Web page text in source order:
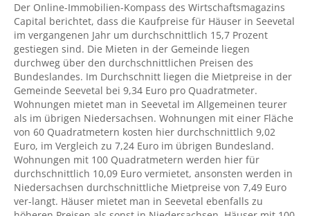
Der Online-Immobilien-Kompass des Wirtschaftsmagazins
Capital berichtet, dass die Kaufpreise für Häuser in Seevetal
im vergangenen Jahr um durchschnittlich 15,7 Prozent
gestiegen sind. Die Mieten in der Gemeinde liegen
durchweg über den durchschnittlichen Preisen des
Bundeslandes. Im Durchschnitt liegen die Mietpreise in der
Gemeinde Seevetal bei 9,34 Euro pro Quadratmeter.
Wohnungen mietet man in Seevetal im Allgemeinen teurer
als im übrigen Niedersachsen. Wohnungen mit einer Fläche
von 60 Quadratmetern kosten hier durchschnittlich 9,02
Euro, im Vergleich zu 7,24 Euro im übrigen Bundesland.
Wohnungen mit 100 Quadratmetern werden hier für
durchschnittlich 10,09 Euro vermietet, ansonsten werden in
Niedersachsen durchschnittliche Mietpreise von 7,49 Euro
ver-langt. Häuser mietet man in Seevetal ebenfalls zu